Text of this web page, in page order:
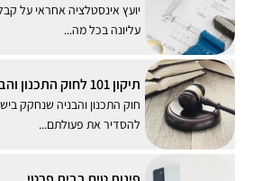
יועץ אינסטלציה אחראי על
עליונה בכל מה...
תיקון 101 לחוק התכנון והבניה
להסדיר את פעולתם...